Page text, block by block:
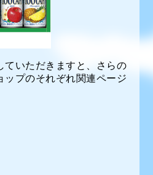
ていただきますと、さらの
ップのそれぞれ関連ページ